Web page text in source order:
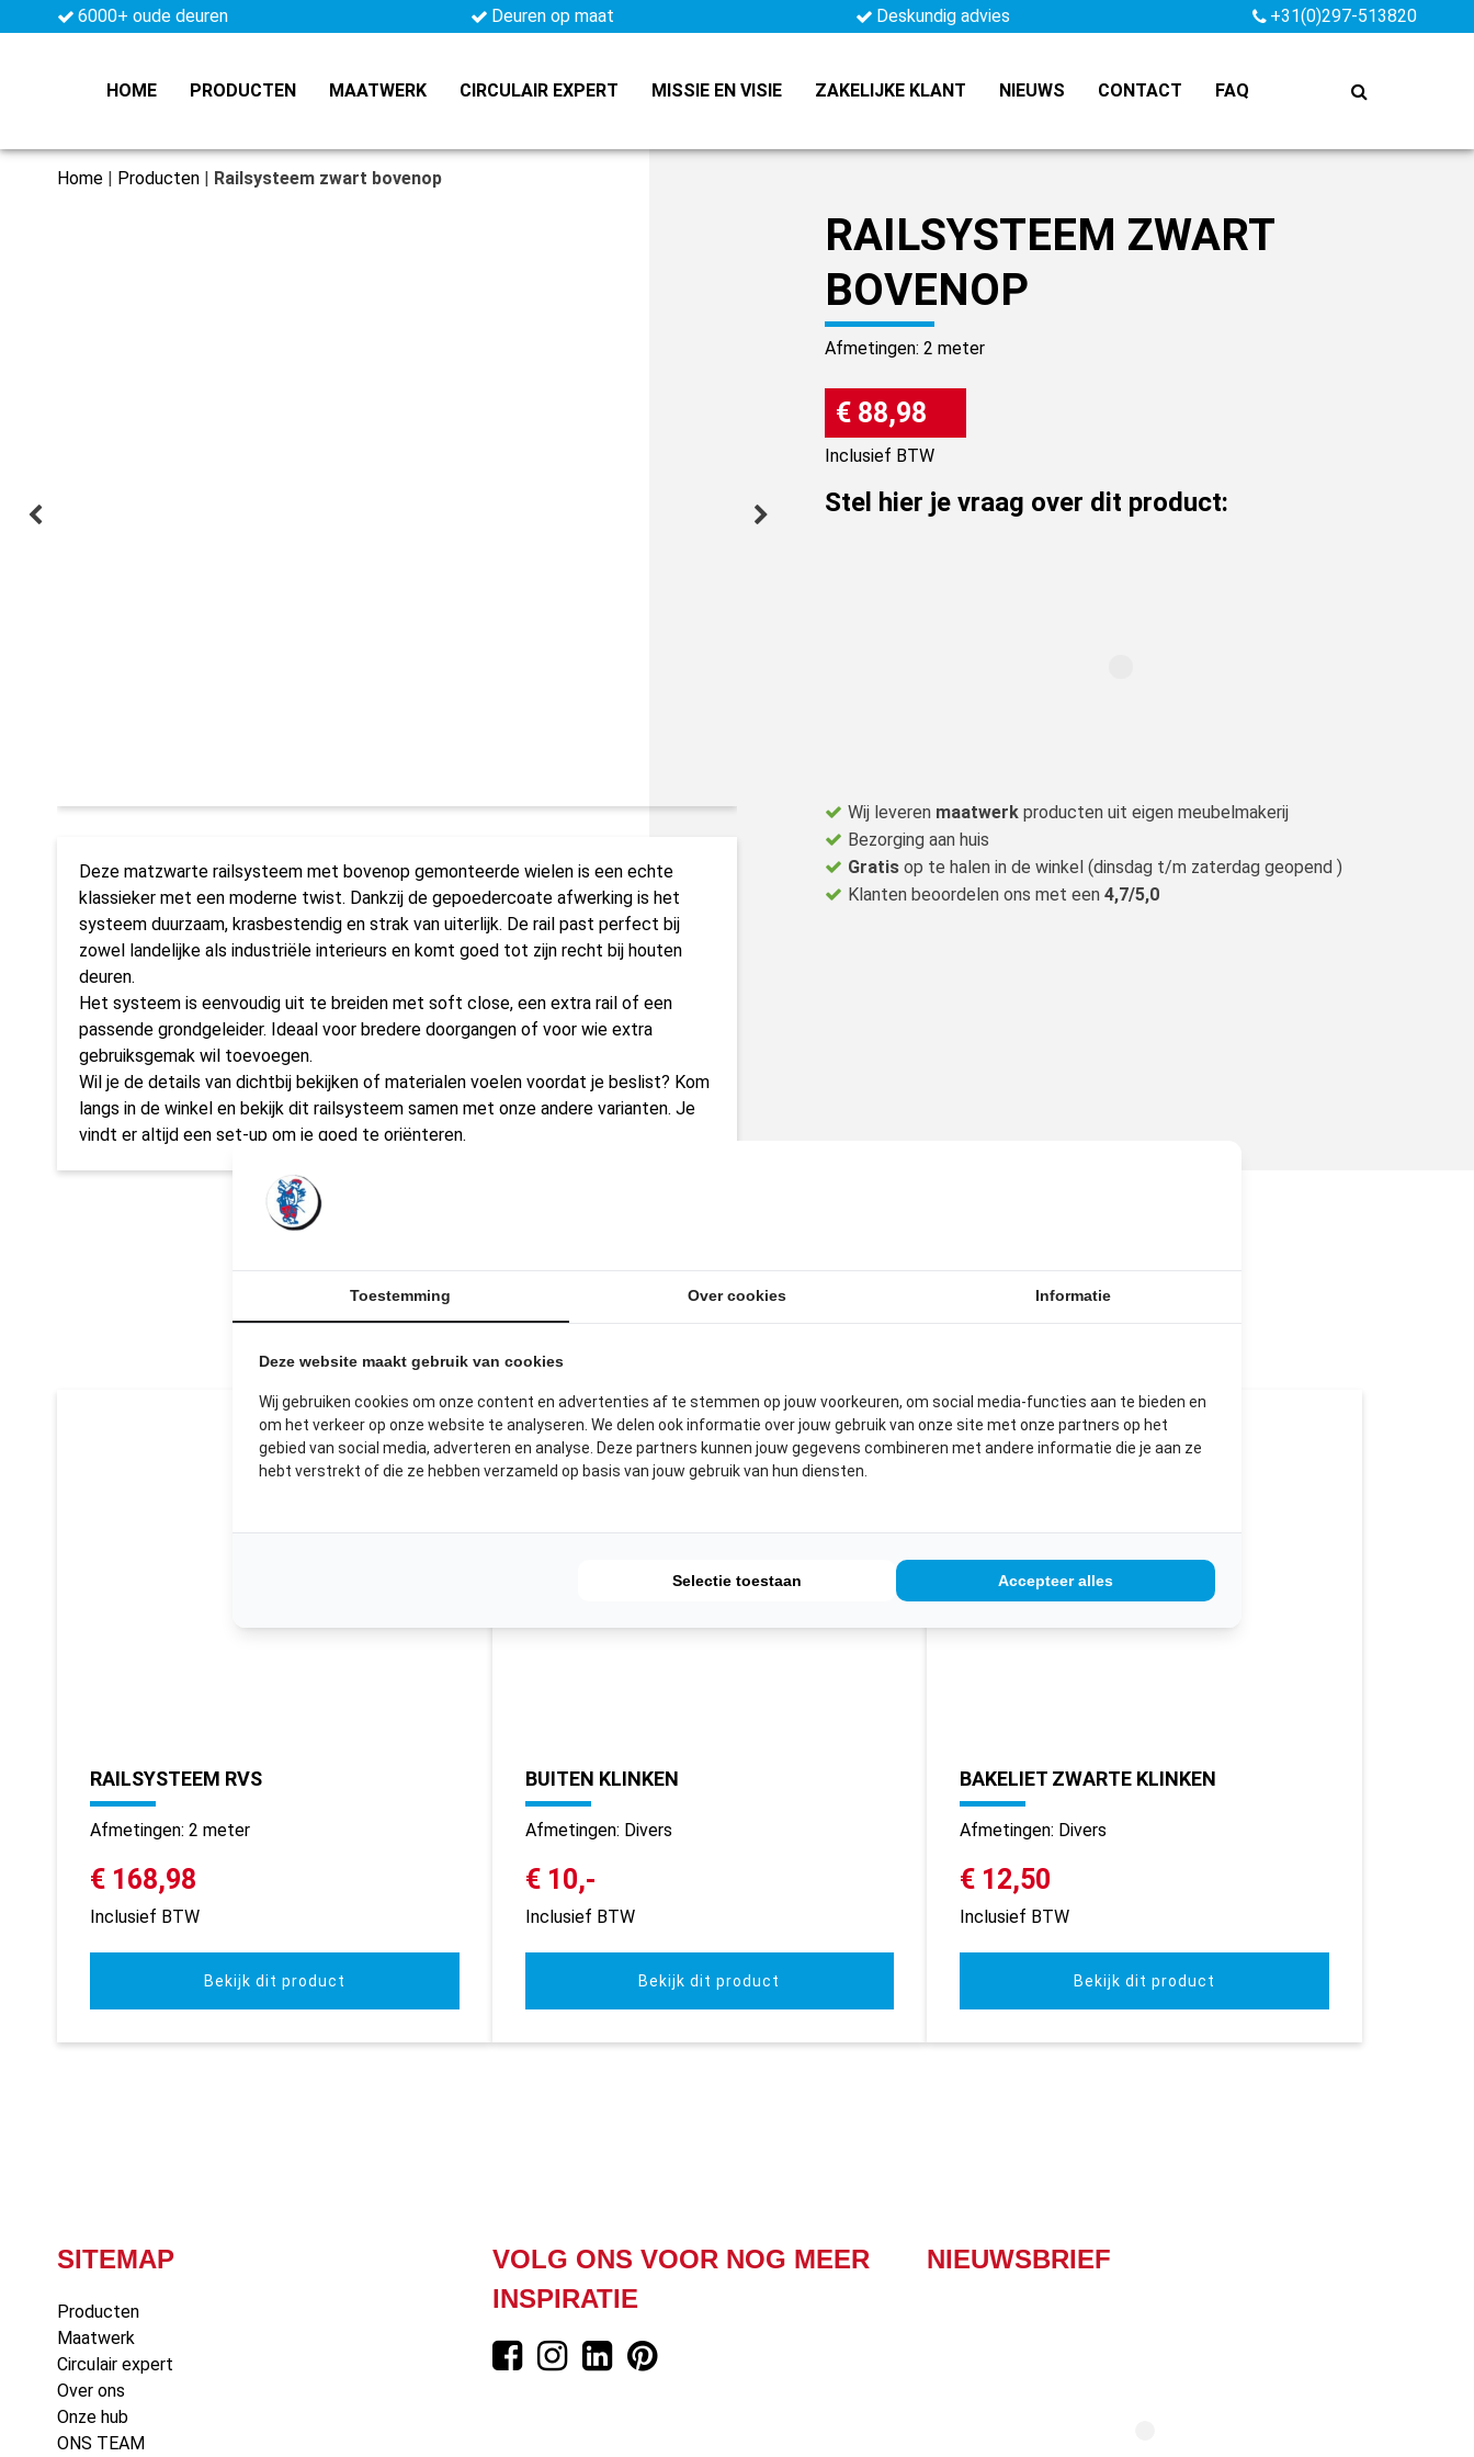
6000+ oude deuren Deuren op maat Deskundig advies +31(0)297-513820
HOME PRODUCTEN MAATWERK CIRCULAIR EXPERT MISSIE EN VISIE ZAKELIJKE KLANT NIEUWS CONTACT FAQ
Home | Producten | Railsysteem zwart bovenop
Deze matzwarte railsysteem met bovenop gemonteerde wielen is een echte
klassieker met een moderne twist. Dankzij de gepoedercoate afwerking is het
systeem duurzaam, krasbestendig en strak van uiterlijk. De rail past perfect bij
zowel landelijke als industriële interieurs en komt goed tot zijn recht bij houten
deuren.
Het systeem is eenvoudig uit te breiden met soft close, een extra rail of een
passende grondgeleider. Ideaal voor bredere doorgangen of voor wie extra
gebruiksgemak wil toevoegen.
Wil je de details van dichtbij bekijken of materialen voelen voordat je beslist? Kom
langs in de winkel en bekijk dit railsysteem samen met onze andere varianten. Je
vindt er altijd een set-up om je goed te oriënteren.
RAILSYSTEEM ZWART
BOVENOP
Afmetingen: 2 meter
€ 88,98
Inclusief BTW
Stel hier je vraag over dit product:
Wij leveren maatwerk producten uit eigen meubelmakerij
Bezorging aan huis
Gratis op te halen in de winkel (dinsdag t/m zaterdag geopend )
Klanten beoordelen ons met een 4,7/5,0
UITGELICHTE PRODUCTEN
RAILSYSTEEM RVS
Afmetingen: 2 meter
€ 168,98
Inclusief BTW
Bekijk dit product
BUITEN KLINKEN
Afmetingen: Divers
€ 10,-
Inclusief BTW
Bekijk dit product
BAKELIET ZWARTE KLINKEN
Afmetingen: Divers
€ 12,50
Inclusief BTW
Bekijk dit product
SITEMAP
Producten
Maatwerk
Circulair expert
Over ons
Onze hub
ONS TEAM
VOLG ONS VOOR NOG MEER
INSPIRATIE
NIEUWSBRIEF
Toestemming Over cookies Informatie
Deze website maakt gebruik van cookies
Wij gebruiken cookies om onze content en advertenties af te stemmen op jouw voorkeuren, om social media-functies aan te bieden en
om het verkeer op onze website te analyseren. We delen ook informatie over jouw gebruik van onze site met onze partners op het
gebied van social media, adverteren en analyse. Deze partners kunnen jouw gegevens combineren met andere informatie die je aan ze
hebt verstrekt of die ze hebben verzameld op basis van jouw gebruik van hun diensten.
Selectie toestaan Accepteer alles